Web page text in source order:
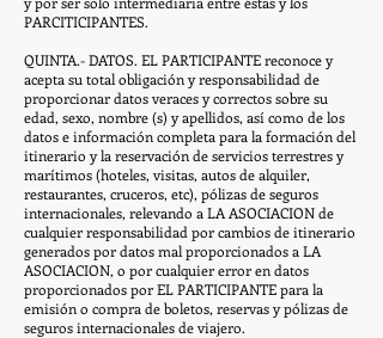
PARCITICIPANTES.
QUINTA.- DATOS. EL PARTICIPANTE reconoce y
acepta su total obligación y responsabilidad de
proporcionar datos veraces y correctos sobre su
edad, sexo, nombre (s) y apellidos, así como de los
datos e información completa para la formación del
itinerario y la reservación de servicios terrestres y
marítimos (hoteles, visitas, autos de alquiler,
restaurantes, cruceros, etc), pólizas de seguros
internacionales, relevando a LA ASOCIACION de
cualquier responsabilidad por cambios de itinerario
generados por datos mal proporcionados a LA
ASOCIACION, o por cualquier error en datos
proporcionados por EL PARTICIPANTE para la
emisión o compra de boletos, reservas y pólizas de
seguros internacionales de viajero.